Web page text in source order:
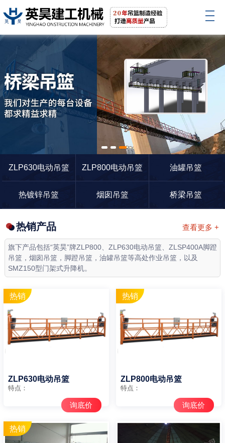
1 2 3
ZLP630电动吊篮
ZLP800电动吊篮 油罐吊篮
热镀锌吊篮 烟囱吊篮 桥梁吊篮
查看更多 +
热销产品
旗下产品包括“英昊”牌ZLP800、ZLP630电动吊篮、ZLSP400A脚蹬
吊篮，烟囱吊篮，脚蹬吊篮，油罐吊篮等高处作业吊篮，以及
SMZ150型门架式升降机。
ZLP630电动吊篮
特点：
询底价
ZLP800电动吊篮
特点：
询底价